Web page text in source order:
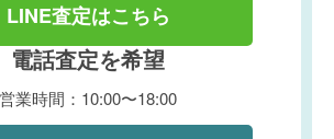
LINE査定はこちら
電話査定を希望
営業時間：10:00〜18:00